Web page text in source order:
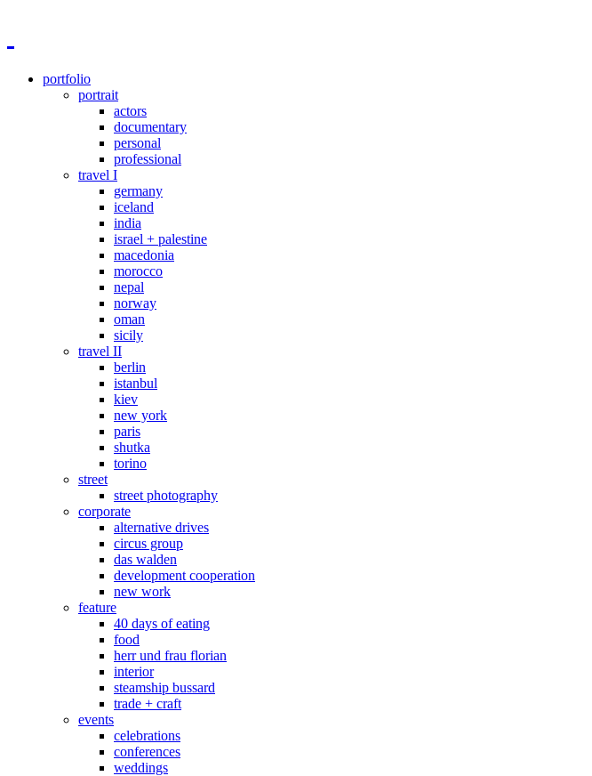
portfolio
portrait
actors
documentary
personal
professional
travel I
germany
iceland
india
israel + palestine
macedonia
morocco
nepal
norway
oman
sicily
travel II
berlin
istanbul
kiev
new york
paris
shutka
torino
street
street photography
corporate
alternative drives
circus group
das walden
development cooperation
new work
feature
40 days of eating
food
herr und frau florian
interior
steamship bussard
trade + craft
events
celebrations
conferences
weddings